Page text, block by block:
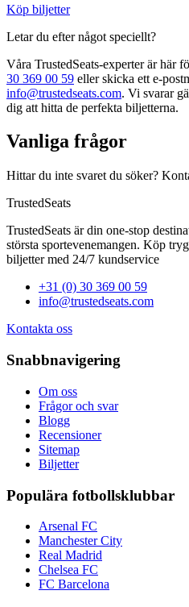
Köp biljetter
Letar du efter något speciellt?
Våra TrustedSeats‑experter är här
30 369 00 59 eller skicka ett
info@trustedseats.com. Vi svarar
dig att hitta de perfekta biljetterna.
Vanliga frågor
Hittar du inte svaret du söker?
TrustedSeats
TrustedSeats är din one-stop
största sportevenemangen. Köp
biljetter med 24/7 kundservice
+31 (0) 30 369 00 59
info@trustedseats.com
Kontakta oss
Snabbnavigering
Om oss
Frågor och svar
Blogg
Recensioner
Sitemap
Biljetter
Populära fotbollsklubbar
Arsenal FC
Manchester City
Real Madrid
Chelsea FC
FC Barcelona